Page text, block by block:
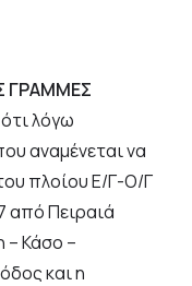
ΓΡΑΜΜΕΣ
λόγω
αναμένεται να
πλοίου Ε/Γ-Ο/Γ
από Πειραιά
– Κάσο –
και η